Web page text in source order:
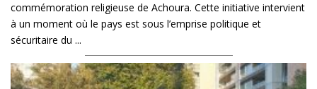
commémoration religieuse de Achoura. Cette initiative intervient
à un moment où le pays est sous l’emprise politique et
sécuritaire du ...